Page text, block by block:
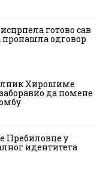
готово сав
пронашла одговор
Хирошиме
да помене
Пребиловце у
идентитета